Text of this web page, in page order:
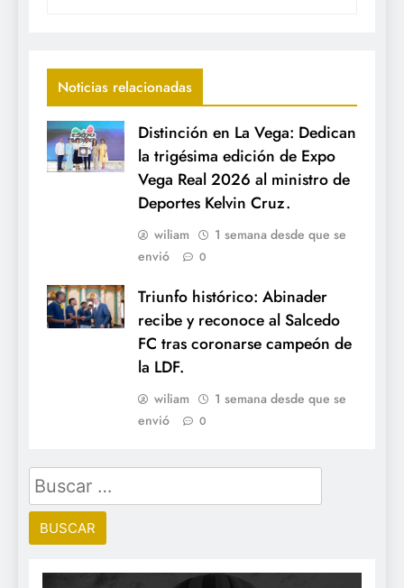
Noticias relacionadas
Distinción en La Vega: Dedican
la trigésima edición de Expo
Vega Real 2026 al ministro de
Deportes Kelvin Cruz.
wiliam
1 semana desde que se
envió
0
Triunfo histórico: Abinader
recibe y reconoce al Salcedo
FC tras coronarse campeón de
la LDF.
wiliam
1 semana desde que se
envió
0
Buscar: